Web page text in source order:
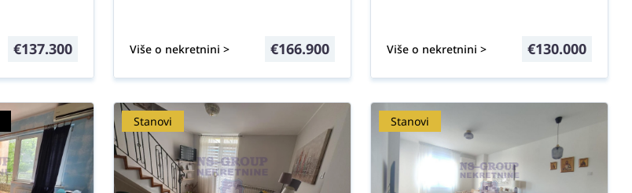
€137.300 Više o nekretnini > €166.900 Više o nekretnini > €130.000
Stanovi Stanovi